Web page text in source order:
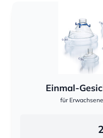
Einmal-
für